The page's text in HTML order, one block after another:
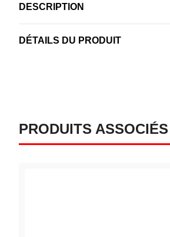
DESCRIPTION
DÉTAILS DU PRODUIT
PRODUITS